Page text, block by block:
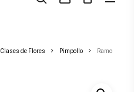
search account
Clases de Flores Pimpollo Ramo